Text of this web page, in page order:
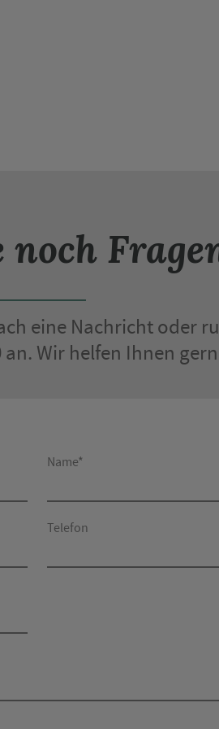
noch
eine Nachricht oder
Wir helfen Ihnen
Name*
Telefon